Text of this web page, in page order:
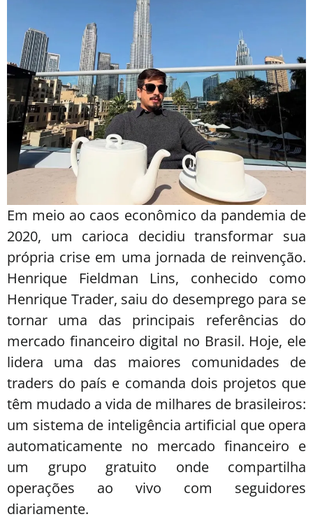
Em meio ao caos econômico da pandemia de
2020, um carioca decidiu transformar sua
própria crise em uma jornada de reinvenção.
Henrique Fieldman Lins, conhecido como
Henrique Trader, saiu do desemprego para se
tornar uma das principais referências do
mercado financeiro digital no Brasil. Hoje, ele
lidera uma das maiores comunidades de
traders do país e comanda dois projetos que
têm mudado a vida de milhares de brasileiros:
um sistema de inteligência artificial que opera
automaticamente no mercado financeiro e
um grupo gratuito onde compartilha
operações ao vivo com seguidores
diariamente.